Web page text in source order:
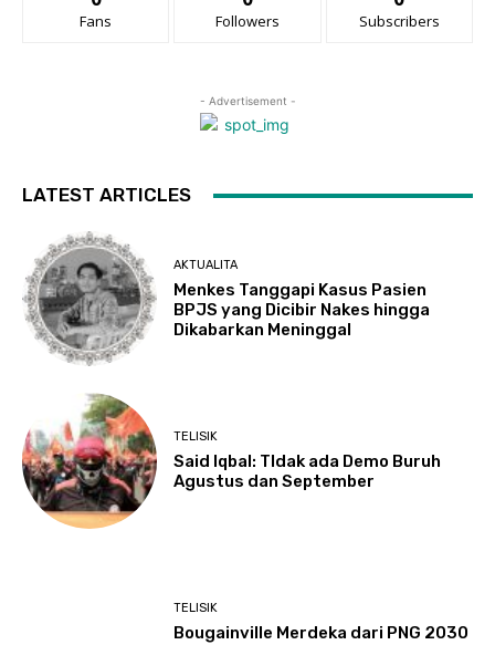
Fans Followers Subscribers
- Advertisement -
LATEST ARTICLES
AKTUALITA
Menkes Tanggapi Kasus Pasien
BPJS yang Dicibir Nakes hingga
Dikabarkan Meninggal
TELISIK
Said Iqbal: TIdak ada Demo Buruh
Agustus dan September
TELISIK
Bougainville Merdeka dari PNG 2030